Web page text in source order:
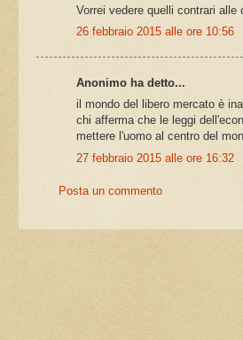
Vorrei vedere quelli contrari
26 febbraio 2015 alle ore 10:56
Anonimo ha detto...
il mondo del libero mercato è
chi afferma che le leggi
mettere l'uomo al centro del
27 febbraio 2015 alle ore 16:32
Posta un commento